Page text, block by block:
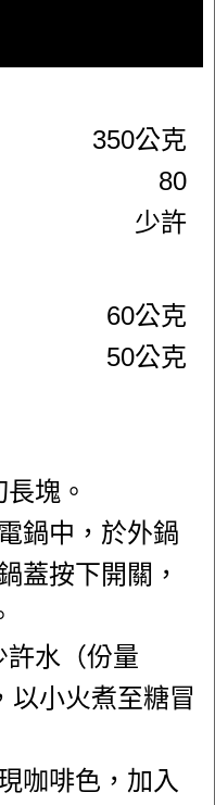
350公克
80
少許
60公克
50公克
塊。
鍋中，於外鍋
蓋按下開關，
許水（份量
以小火煮至糖冒
咖啡色，加入